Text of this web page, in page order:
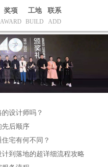
奖项
AWARD
工地
BUILD
联系
ADD
设计师吗？
先后顺序
宅有何不同？
到落地的超详细流程攻略